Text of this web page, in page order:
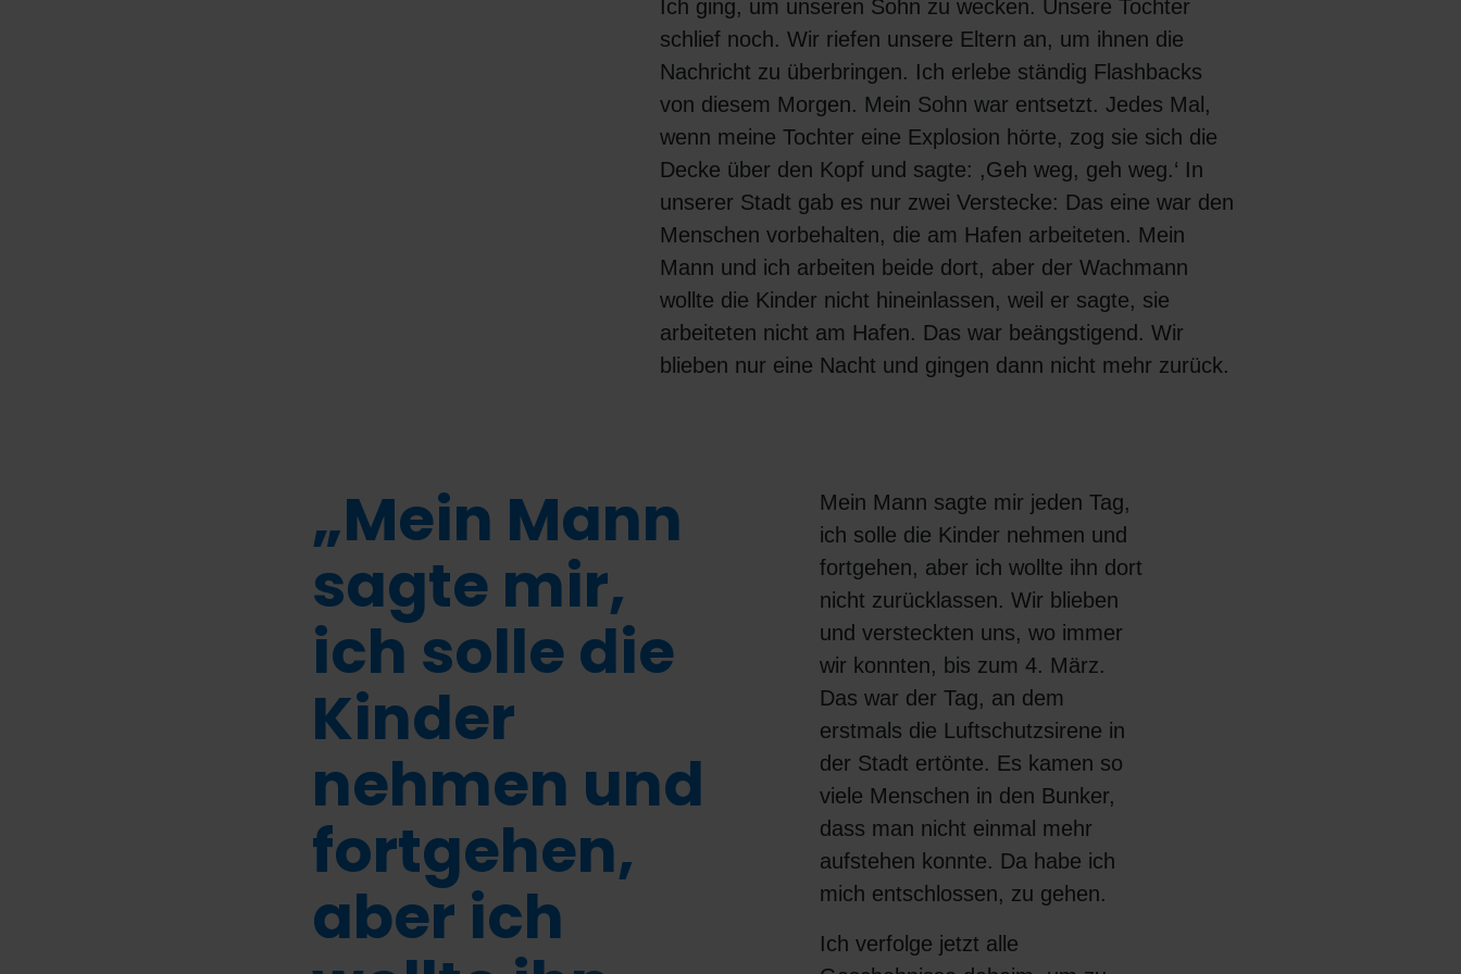
Ich ging, um unseren Sohn zu wecken. Unsere Tochter
schlief noch. Wir riefen unsere Eltern an, um ihnen die
Nachricht zu überbringen. Ich erlebe ständig Flashbacks
von diesem Morgen. Mein Sohn war entsetzt. Jedes Mal,
wenn meine Tochter eine Explosion hörte, zog sie sich die
Decke über den Kopf und sagte: ,Geh weg, geh weg.‘ In
unserer Stadt gab es nur zwei Verstecke: Das eine war den
Menschen vorbehalten, die am Hafen arbeiteten. Mein
Mann und ich arbeiten beide dort, aber der Wachmann
wollte die Kinder nicht hineinlassen, weil er sagte, sie
arbeiteten nicht am Hafen. Das war beängstigend. Wir
blieben nur eine Nacht und gingen dann nicht mehr zurück.
„Mein Mann
sagte mir,
ich solle die
Kinder
nehmen und
fortgehen,
aber ich
Mein Mann sagte mir jeden Tag,
ich solle die Kinder nehmen und
fortgehen, aber ich wollte ihn dort
nicht zurücklassen. Wir blieben
und versteckten uns, wo immer
wir konnten, bis zum 4. März.
Das war der Tag, an dem
erstmals die Luftschutzsirene in
der Stadt ertönte. Es kamen so
viele Menschen in den Bunker,
dass man nicht einmal mehr
aufstehen konnte. Da habe ich
mich entschlossen, zu gehen.
Ich verfolge jetzt alle